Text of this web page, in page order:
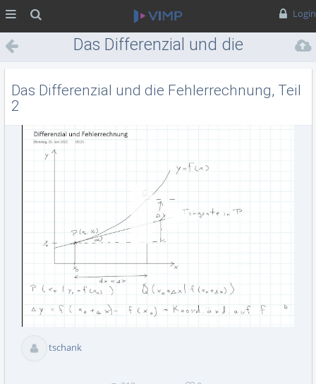
Login
Das Differenzial und die
Fehlerrechnung, Teil 2
Das Differenzial und die Fehlerrechnung, Teil
2
tschank